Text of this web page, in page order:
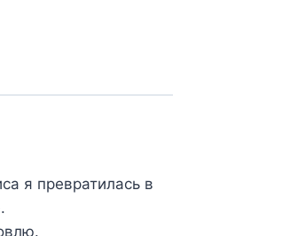
я превратилась в